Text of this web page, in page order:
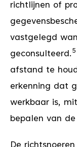
richtlijnen of
vastgelegd
geconsulteerd. 5
afstand te
erkenning dat
werkbaar is,
bepalen van